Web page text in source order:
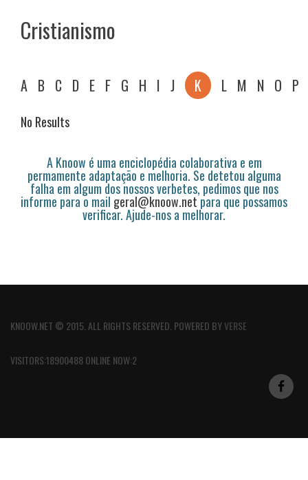
Cristianismo
A B C D E F G H I J K L M N O P
No Results
A Knoow é uma enciclopédia colaborativa e em
permamente adaptação e melhoria. Se detetou alguma
falha em algum dos nossos verbetes, pedimos que nos
informe para o mail geral@knoow.netpara que possamos
verificar. Ajude-nos a melhorar.
KNOOW.NET © 2015. ALL RIGHTS RESERVED. POWERED BYVERSE
VISITORS:18900488 ONLINE NOW:2